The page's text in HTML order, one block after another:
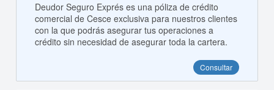
Deudor Seguro Exprés es una póliza de crédito
comercial de Cesce exclusiva para nuestros clientes
con la que podrás asegurar tus operaciones a
crédito sin necesidad de asegurar toda la cartera.
Consultar